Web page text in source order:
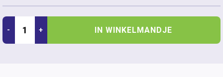
- + IN WINKELMANDJE